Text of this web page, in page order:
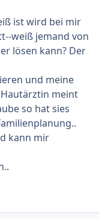
ist wird bei mir
weiß jemand von
lösen kann? Der
und meine
Hautärztin meint
so hat sies
kann mir